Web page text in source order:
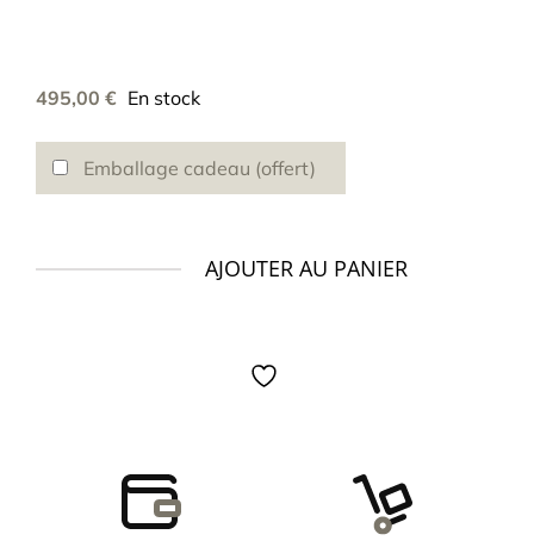
495,00 € En stock
Emballage cadeau (offert)
Red
mécaquartz
AJOUTER AU PANIER